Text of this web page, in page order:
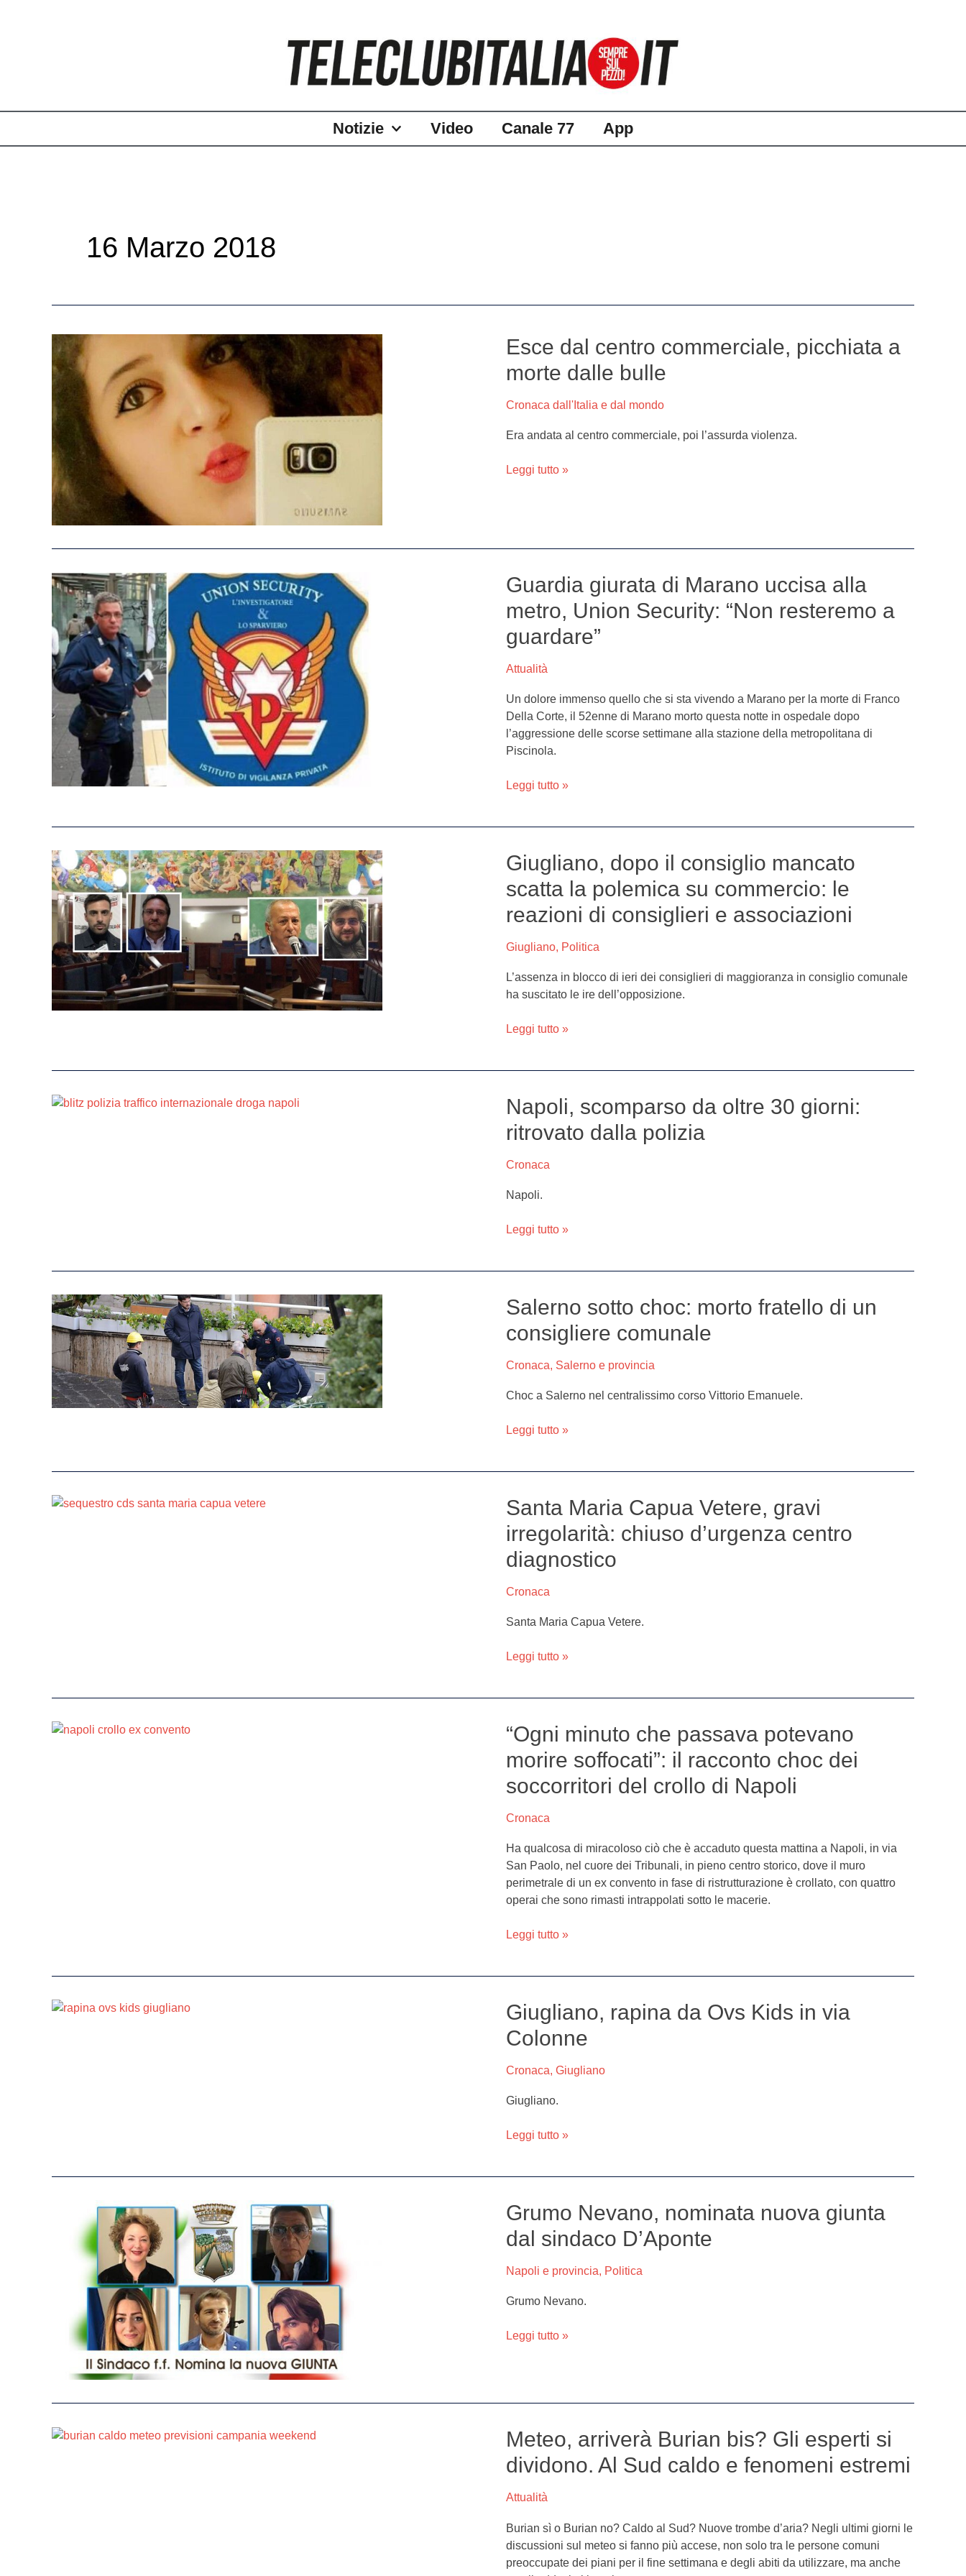
Notizie Video Canale 77 App
16 Marzo 2018
Esce dal centro commerciale, picchiata a
morte dalle bulle
Cronaca dall'Italia e dal mondo
Era andata al centro commerciale, poi l’assurda violenza.
Esce
centro
picchiata
a
dalle
bulle
Leggi tutto »
Guardia giurata di Marano uccisa alla
metro, Union Security: “Non resteremo a
guardare”
Attualità
Un dolore immenso quello che si sta vivendo a Marano per la morte di Franco
Della Corte, il 52enne di Marano morto questa notte in ospedale dopo
l’aggressione delle scorse settimane alla stazione della metropolitana di
Piscinola.
Guardia
di
Marano
uccisa
alla
Union
Security:
“Non
resteremo
guardare”
Leggi tutto »
Giugliano, dopo il consiglio mancato
scatta la polemica su commercio: le
reazioni di consiglieri e associazioni
Giugliano, Politica
L’assenza in blocco di ieri dei consiglieri di maggioranza in consiglio comunale
ha suscitato le ire dell’opposizione.
Giugliano,
il
consiglio
scatta
polemica
su
le
e
associazioni
Leggi tutto »
Napoli, scomparso da oltre 30 giorni:
ritrovato dalla polizia
Cronaca
Napoli.
Napoli,
scomparso
da
30
giorni:
ritrovato
dalla
polizia
Leggi tutto »
Salerno sotto choc: morto fratello di un
consigliere comunale
Cronaca, Salerno e provincia
Choc a Salerno nel centralissimo corso Vittorio Emanuele.
Salerno
choc:
fratello
di
consigliere
comunale
Leggi tutto »
Santa Maria Capua Vetere, gravi
irregolarità: chiuso d’urgenza centro
diagnostico
Cronaca
Santa Maria Capua Vetere.
Santa
Capua
Vetere,
irregolarità:
d’urgenza
diagnostico
Leggi tutto »
“Ogni minuto che passava potevano
morire soffocati”: il racconto choc dei
soccorritori del crollo di Napoli
Cronaca
Ha qualcosa di miracoloso ciò che è accaduto questa mattina a Napoli, in via
San Paolo, nel cuore dei Tribunali, in pieno centro storico, dove il muro
perimetrale di un ex convento in fase di ristrutturazione è crollato, con quattro
operai che sono rimasti intrappolati sotto le macerie.
“Ogni
minuto
che
passava
morire
il
racconto
choc
dei
del
Leggi tutto »
Giugliano, rapina da Ovs Kids in via
Colonne
Cronaca, Giugliano
Giugliano.
Giugliano,
da
Kids
in
Colonne
Leggi tutto »
Grumo Nevano, nominata nuova giunta
dal sindaco D’Aponte
Napoli e provincia, Politica
Grumo Nevano.
Grumo
nominata
giunta
dal
D’Aponte
Leggi tutto »
Meteo, arriverà Burian bis? Gli esperti si
dividono. Al Sud caldo e fenomeni estremi
Attualità
Burian sì o Burian no? Caldo al Sud? Nuove trombe d’aria? Negli ultimi giorni le
discussioni sul meteo si fanno più accese, non solo tra le persone comuni
preoccupate dei piani per il fine settimana e degli abiti da utilizzare, ma anche
Meteo,
Burian
Gli
Al